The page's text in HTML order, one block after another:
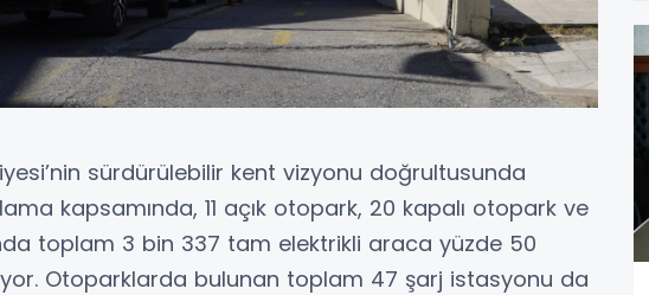
sürdürülebilir kent vizyonu doğrultusunda
kapsamında, 11 açık otopark, 20 kapalı otopark ve
toplam 3 bin 337 tam elektrikli araca yüzde 50
Otoparklarda bulunan toplam 47 şarj istasyonu da